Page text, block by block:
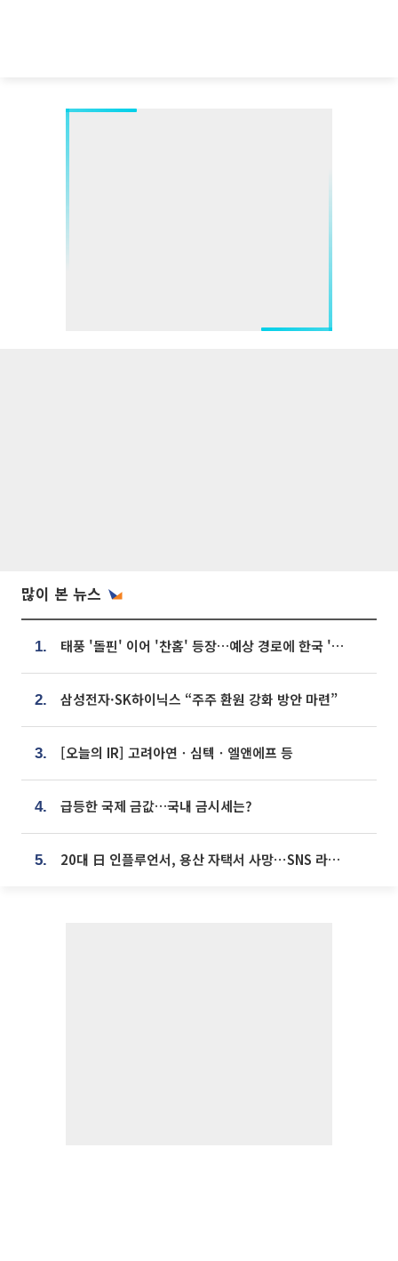
많이 본 뉴스
1. 태풍 '돌핀' 이어 '찬홈' 등장…예상 경로에 한국 '한숨'
2. 삼성전자·SK하이닉스 “주주 환원 강화 방안 마련”
3. [오늘의 IR] 고려아연ㆍ심텍ㆍ엘앤에프 등
4. 급등한 국제 금값…국내 금시세는?
5. 20대 日 인플루언서, 용산 자택서 사망⋯SNS 라방 중 숨져